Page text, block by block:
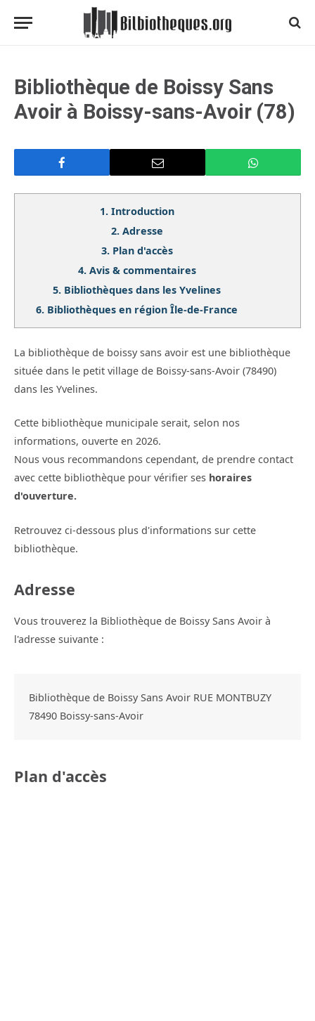
Bibliothèque de Boissy Sans
Avoir à Boissy-sans-Avoir (78)
1. Introduction
2. Adresse
3. Plan d'accès
4. Avis & commentaires
5. Bibliothèques dans les Yvelines
6. Bibliothèques en région Île-de-France
La bibliothèque de boissy sans avoir est une bibliothèque
située dans le petit village de Boissy-sans-Avoir (78490)
dans les Yvelines.
Cette bibliothèque municipale serait, selon nos
informations, ouverte en 2026.
Nous vous recommandons cependant, de prendre contact
avec cette bibliothèque pour vérifier ses horaires
d'ouverture.
Retrouvez ci-dessous plus d'informations sur cette
bibliothèque.
Adresse
Vous trouverez la Bibliothèque de Boissy Sans Avoir à
l'adresse suivante :
Bibliothèque de Boissy Sans Avoir RUE MONTBUZY
78490 Boissy-sans-Avoir
Plan d'accès